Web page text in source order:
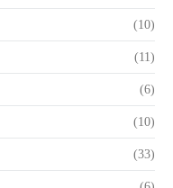
(10)
(11)
(6)
(10)
(33)